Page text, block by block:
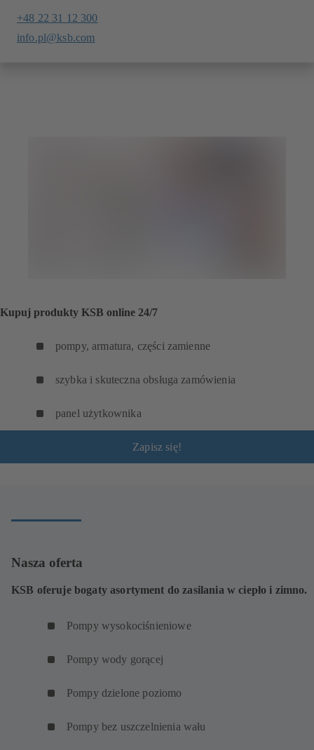
+48 22 31 12 300
info.pl@ksb.com
Kupuj produkty KSB online 24/7
pompy, armatura, części zamienne
szybka i skuteczna obsługa zamówienia
panel użytkownika
Zapisz się!
Nasza oferta
KSB oferuje bogaty asortyment do zasilania w ciepło i zimno.
Pompy wysokociśnieniowe
Pompy wody gorącej
Pompy dzielone poziomo
Pompy bez uszczelnienia wału